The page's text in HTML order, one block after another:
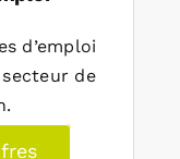
d’emploi
de